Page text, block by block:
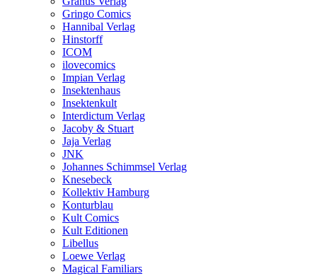
Gringo Comics
Hannibal Verlag
Hinstorff
ICOM
ilovecomics
Impian Verlag
Insektenhaus
Insektenkult
Interdictum Verlag
Jacoby & Stuart
Jaja Verlag
JNK
Johannes Schimmsel Verlag
Knesebeck
Kollektiv Hamburg
Konturblau
Kult Comics
Kult Editionen
Libellus
Loewe Verlag
Magical Familiars